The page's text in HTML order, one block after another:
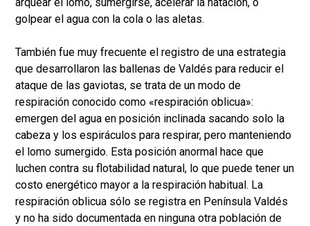
golpear el agua con la cola o las aletas.
También fue muy frecuente el registro de una estrategia
que desarrollaron las ballenas de Valdés para reducir el
ataque de las gaviotas, se trata de un modo de
respiración conocido como «respiración oblicua»:
emergen del agua en posición inclinada sacando solo la
cabeza y los espiráculos para respirar, pero manteniendo
el lomo sumergido. Esta posición anormal hace que
luchen contra su flotabilidad natural, lo que puede tener un
costo energético mayor a la respiración habitual. La
respiración oblicua sólo se registra en Península Valdés
y no ha sido documentada en ninguna otra población de